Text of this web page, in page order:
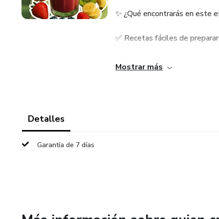
✨ ¿Qué encontrarás en este
✅ Recetas fáciles de preparar
✅ Ingredientes naturales y
Mostrar más
Detalles
Garantía de 7 días